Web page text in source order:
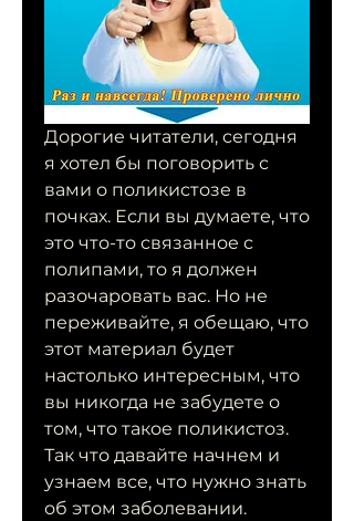
Дорогие читатели, сегодня
я хотел бы поговорить с
вами о поликистозе в
почках. Если вы думаете, что
это что-то связанное с
полипами, то я должен
разочаровать вас. Но не
переживайте, я обещаю, что
этот материал будет
настолько интересным, что
вы никогда не забудете о
том, что такое поликистоз.
Так что давайте начнем и
узнаем все, что нужно знать
об этом заболевании.